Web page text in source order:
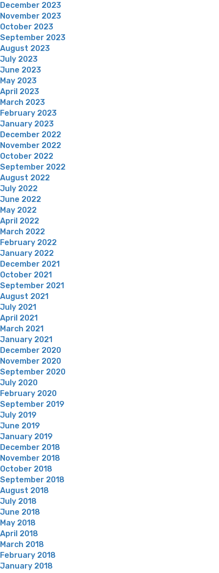
December 2023
November 2023
October 2023
September 2023
August 2023
July 2023
June 2023
May 2023
April 2023
March 2023
February 2023
January 2023
December 2022
November 2022
October 2022
September 2022
August 2022
July 2022
June 2022
May 2022
April 2022
March 2022
February 2022
January 2022
December 2021
October 2021
September 2021
August 2021
July 2021
April 2021
March 2021
January 2021
December 2020
November 2020
September 2020
July 2020
February 2020
September 2019
July 2019
June 2019
January 2019
December 2018
November 2018
October 2018
September 2018
August 2018
July 2018
June 2018
May 2018
April 2018
March 2018
February 2018
January 2018